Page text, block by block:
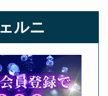
ルニ